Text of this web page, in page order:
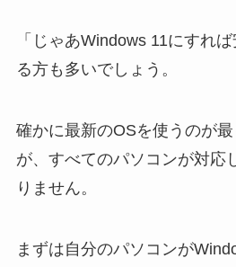
「じゃあWindows 11にすれ
る方も多いでしょう。
確かに最新のOSを使うのが
が、すべてのパソコンが対応
りません。
まずは自分のパソコンが